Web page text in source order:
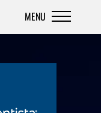
MENU